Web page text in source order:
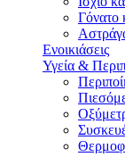
Γόνατο
Ενοικιάσεις
Υγεία &